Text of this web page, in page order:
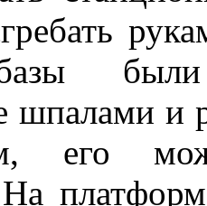
шпалами и
его
На